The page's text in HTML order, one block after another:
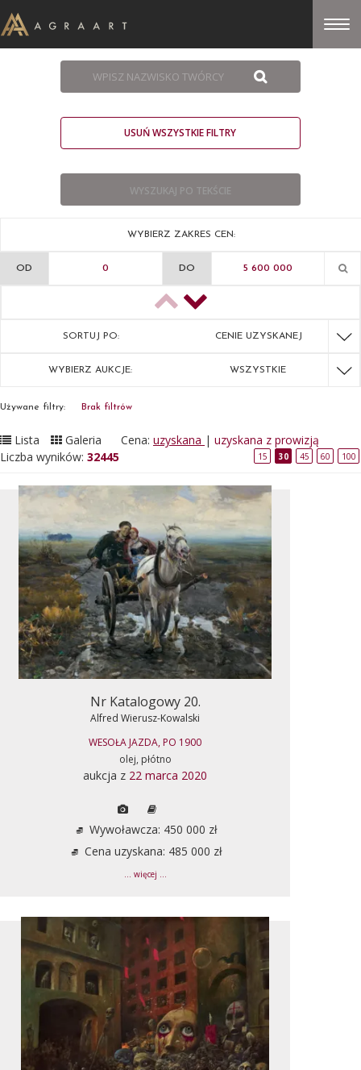
USUŃ WSZYSTKIE FILTRY
WYBIERZ ZAKRES CEN:
OD DO
SORTUJ PO: CENIE UZYSKANEJ
WYBIERZ AUKCJE: WSZYSTKIE
Używane filtry: Brak filtrów
Lista Galeria Cena: uzyskana | uzyskana z prowizją
Liczba wyników: 32445 15 30 45 60 100
Nr Katalogowy 20.
Alfred Wierusz-Kowalski
WESOŁA JAZDA, PO 1900
olej, płótno
aukcja z 22 marca 2020
Wywoławcza: 450 000 zł
Cena uzyskana: 485 000 zł
... więcej ...